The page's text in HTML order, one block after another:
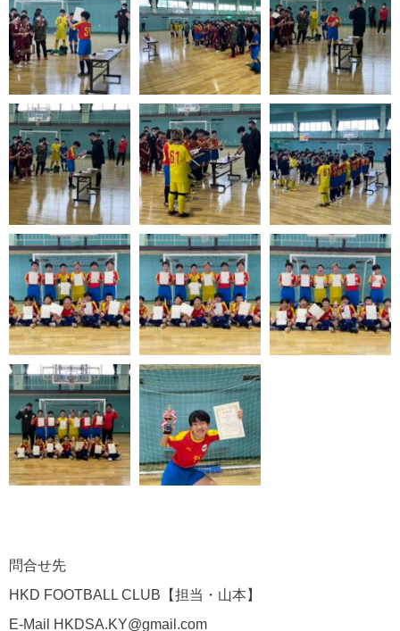
問合せ先
HKD FOOTBALL CLUB 【担当・山本】
E-Mail HKDSA.KY@gmail.com